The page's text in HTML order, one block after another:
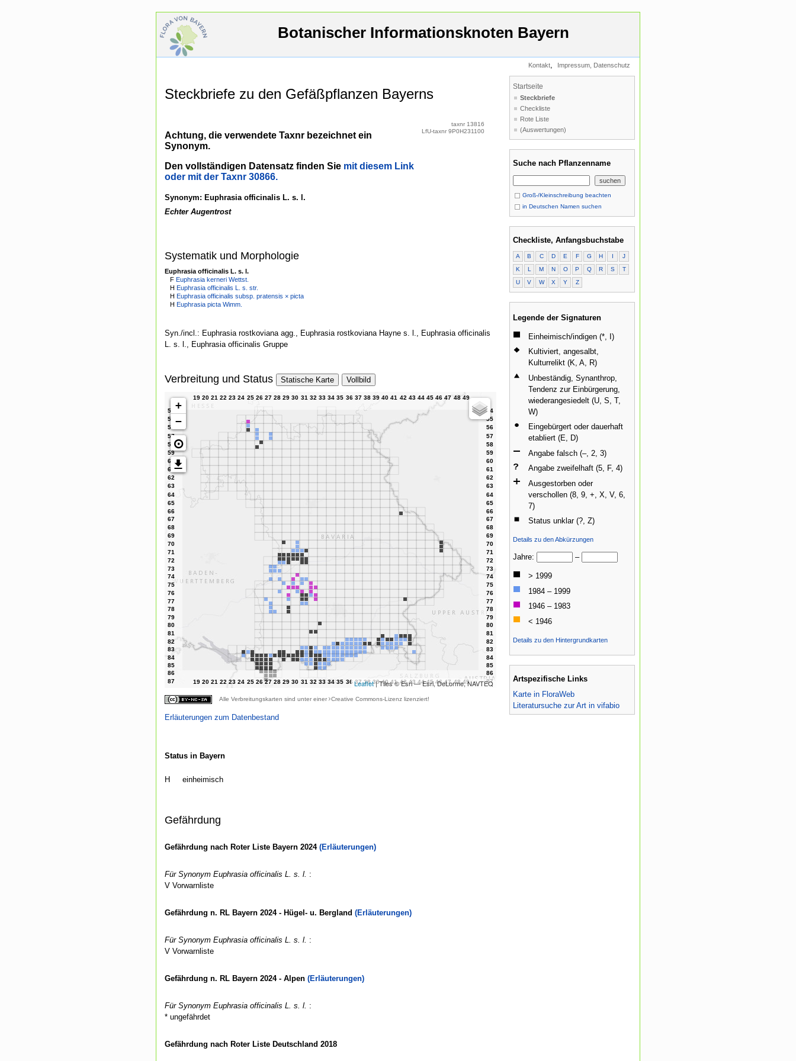
Botanischer Informationsknoten Bayern
Kontakt, Impressum, Datenschutz
Steckbriefe zu den Gefäßpflanzen Bayerns
Achtung, die verwendete Taxnr bezeichnet ein
Synonym.
Den vollständigen Datensatz finden Sie mit diesem Link
oder mit der Taxnr 30866.
Synonym: Euphrasia officinalis L. s. l.
Echter Augentrost
taxnr 13816
LfU-taxnr 9P0H231100
Systematik und Morphologie
Euphrasia officinalis L. s. l.
F Euphrasia kerneri Wettst.
H Euphrasia officinalis L. s. str.
H Euphrasia officinalis subsp. pratensis × picta
H Euphrasia picta Wimm.
Syn./incl.: Euphrasia rostkoviana agg., Euphrasia rostkoviana Hayne s. l., Euphrasia officinalis
L. s. l., Euphrasia officinalis Gruppe
Verbreitung und Status Statische Karte Vollbild
+
−
⊙
Leaflet| Tiles © Esri — Esri, DeLorme, NAVTEQ
Alle Verbreitungskarten sind unter einer Creative Commons-Lizenz lizenziert!
Erläuterungen zum Datenbestand
Status in Bayern
H einheimisch
Gefährdung
Gefährdung nach Roter Liste Bayern 2024 (Erläuterungen)
Für Synonym Euphrasia officinalis L. s. l. :
V Vorwarnliste
Gefährdung n. RL Bayern 2024 - Hügel- u. Bergland (Erläuterungen)
Für Synonym Euphrasia officinalis L. s. l. :
V Vorwarnliste
Gefährdung n. RL Bayern 2024 - Alpen (Erläuterungen)
Für Synonym Euphrasia officinalis L. s. l. :
* ungefährdet
Gefährdung nach Roter Liste Deutschland 2018
Startseite
Steckbriefe
Checkliste
Rote Liste
(Auswertungen)
Suche nach Pflanzenname
Groß-/Kleinschreibung beachten
in Deutschen Namen suchen
Checkliste, Anfangsbuchstabe
A B C D E F G H I
J
K
L M N O P Q R S
T
U
V W X Y Z
Legende der Signaturen
Einheimisch/indigen (*, I)
Kultiviert, angesalbt,
Kulturrelikt (K, A, R)
Unbeständig, Synanthrop,
Tendenz zur Einbürgerung,
wiederangesiedelt (U, S, T,
W)
Eingebürgert oder dauerhaft
etabliert (E, D)
Angabe falsch (–, 2, 3)
Angabe zweifelhaft (5, F, 4)
Ausgestorben oder
verschollen (8, 9, +, X, V, 6,
7)
Status unklar (?, Z)
Details zu den Abkürzungen
Jahre: –
> 1999
1984 – 1999
1946 – 1983
< 1946
Details zu den Hintergrundkarten
Artspezifische Links
Karte in FloraWeb
Literatursuche zur Art in vifabio